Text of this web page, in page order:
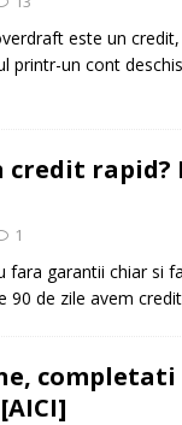
este un
printr-un cont
credit
1
fara garantii chiar si
90 de zile avem
completati